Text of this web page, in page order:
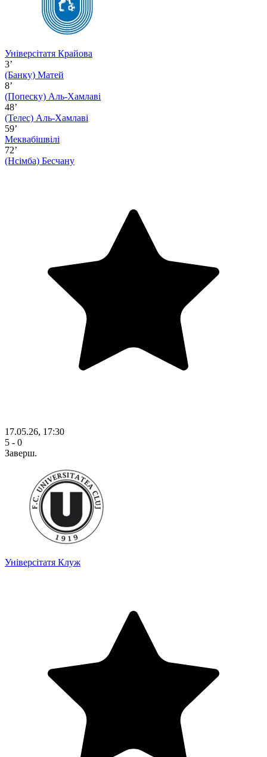
Універсітатя Крайова
3’
(Банку) Матей
8’
(Попеску) Аль-Хамлаві
48’
(Телес) Аль-Хамлаві
59’
Меквабішвілі
72’
(Нсімба) Бесчану
17.05.26, 17:30
5 - 0
Заверш.
Універсітатя Клуж